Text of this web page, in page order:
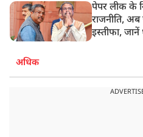
पेपर लीक के
राजनीति, अब
इस्तीफा, जानें
अधिक